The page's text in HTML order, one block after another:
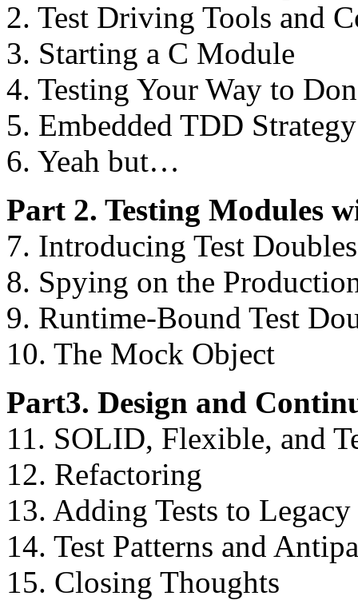
2. Test Driving Tools and
3. Starting a C Module
4. Testing Your Way to
5. Embedded TDD Strategy
6. Yeah but…
Part 2. Testing Modules
7. Introducing Test Doubles
8. Spying on the
9. Runtime-Bound Test
10. The Mock Object
Part3. Design and
11. SOLID, Flexible, and
12. Refactoring
13. Adding Tests to Legacy
14. Test Patterns and
15. Closing Thoughts